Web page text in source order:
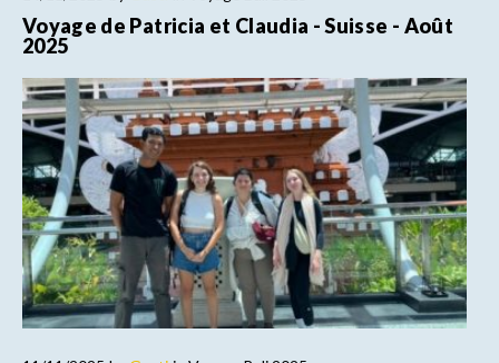
Voyage de Patricia et Claudia - Suisse - Août
2025